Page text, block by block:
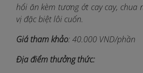
hổi ăn kèm tương ớt cay cay, chua
vị đặc biệt lôi cuốn.
Giá tham khảo: 40.000 VND/phần
Địa điểm thưởng thức: